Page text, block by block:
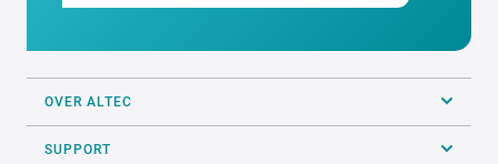
OVER ALTEC
SUPPORT